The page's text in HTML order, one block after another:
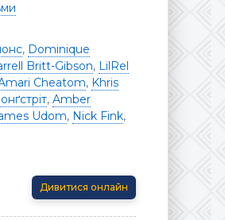
, Dominique
Britt-Gibson, LilRel
Cheatom, Khris
, Amber
Udom, Nick Fink,
Дивитися онлайн